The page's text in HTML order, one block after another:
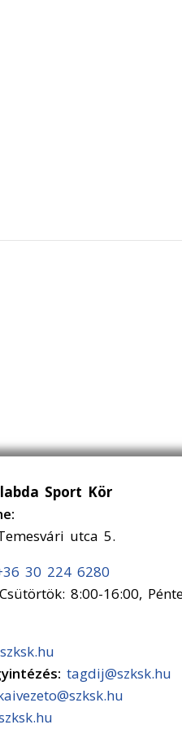
Sport Kör
utca 5.
30 224 6280
8:00-16:00,
tagdij@szksk.hu